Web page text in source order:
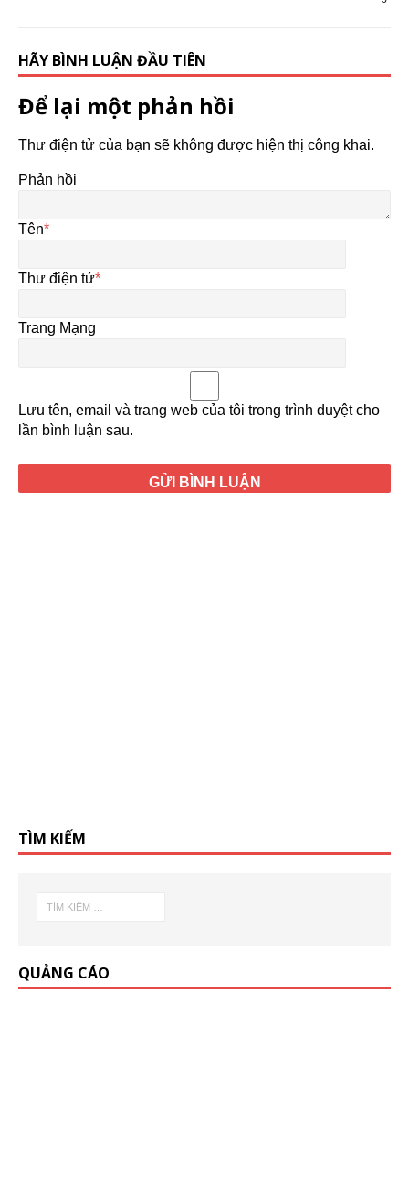
HÃY BÌNH LUẬN ĐẦU TIÊN
Để lại một phản hồi
Thư điện tử của bạn sẽ không được hiện thị công khai.
Phản hồi
Tên*
Thư điện tử*
Trang Mạng
Lưu tên, email và trang web của tôi trong trình duyệt cho
lần bình luận sau.
TÌM KIẾM
QUẢNG CÁO